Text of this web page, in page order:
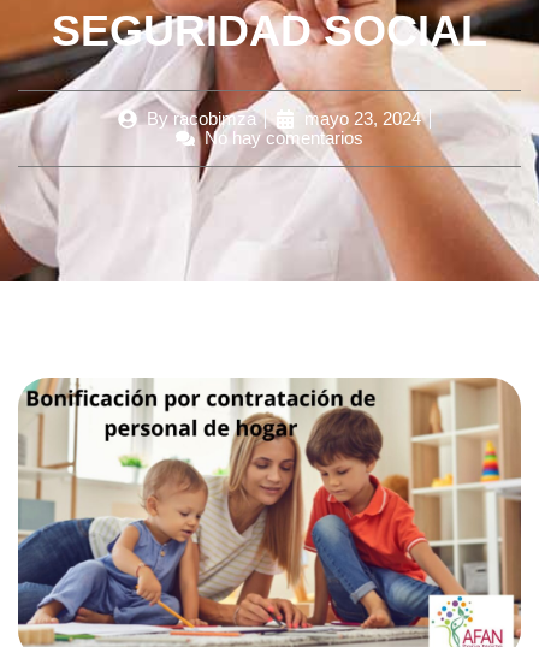
SEGURIDAD SOCIAL
Byracobimza
mayo 23, 2024
No hay comentarios